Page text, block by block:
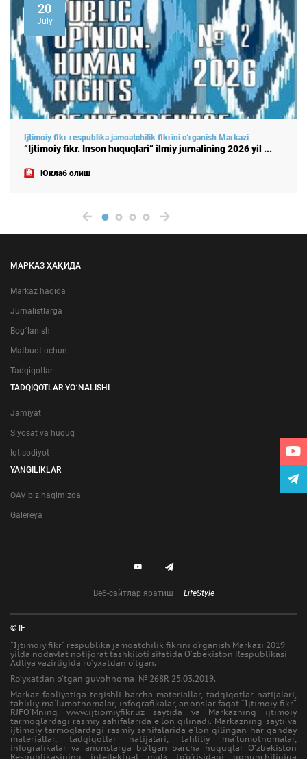
20
July
Ijtimoiy fikr respublika jamoatchilik fikrini o‘rganish Markazi
“Ijtimoiy fikr. Inson huquqlari“ ilmiy jurnalining 2026 yil ...
Юклаб олиш
МАРКАЗ ҲАҚИДА
Markaz haqida
Jurnalistlarga
Bogʻlanish
Matbuot uchun
Tadqiqotlar
TADQIQOTLAR YOʻNALISHI
Jamiyat
Siyosat va huquq
Iqtisodiyot
YANGILIKLAR
OAV biz haqimizda
Galereya
Веб-сайтлар яратиш — LifeStyle
© IF
"Ijtimoiy fikr" respublika jamoatchilik fikrini o‘rganish Markazi 2019
yilda nodavlat notijorat tashkiloti sifatida O‘zbekiston Respublikasi
Adliya vazirligida ro‘yxatdan o‘tgan.
Ro‘yxatdan o‘tgan guvohnoma № 268R 25.03.2019.
Markaz faoliyatiga tegishli barcha materiallar, tadqiqotlar natijalari,
tahliliy ma'lumotnomalar, infografikalar, anonslar faqat “Ijtimoiy fikr”
RJFO‘Mning www.ijtiomiyfikr.uz saytida va Markazning ijtimoiy
tarmoqlardagi rasmiy sahifalarida e'lon qilinadi. Markazning sayti va
ijtimoiy tarmoqlardagi rasmiy sahifalarida e'lon qilingan har qanday
materiallar, tadqiqotlar natijalari, tahliliy ma'lumotnomalar,
infografikalar va anonslarga bo‘lgan barcha huquqlar O‘zbekiston
Respublikasining intellektual mulk to‘g‘risidagi qonunchiligiga